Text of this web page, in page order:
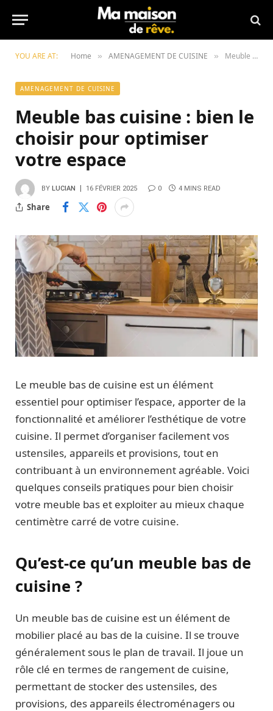
YOU ARE AT: Home » AMENAGEMENT DE CUISINE » Meuble bas cuisine : bien le choisir pour optimiser votre espace
AMENAGEMENT DE CUISINE
Meuble bas cuisine : bien le
choisir pour optimiser
votre espace
BY LUCIAN 16 FÉVRIER 2025 0 4 MINS READ
Share
Le meuble bas de cuisine est un élément
essentiel pour optimiser l’espace, apporter de la
fonctionnalité et améliorer l’esthétique de votre
cuisine. Il permet d’organiser facilement vos
ustensiles, appareils et provisions, tout en
contribuant à un environnement agréable. Voici
quelques conseils pratiques pour bien choisir
votre meuble bas et exploiter au mieux chaque
centimètre carré de votre cuisine.
Qu’est-ce qu’un meuble bas de
cuisine ?
Un meuble bas de cuisine est un élément de
mobilier placé au bas de la cuisine. Il se trouve
généralement sous le plan de travail. Il joue un
rôle clé en termes de rangement de cuisine,
permettant de stocker des ustensiles, des
provisions, des appareils électroménagers ou